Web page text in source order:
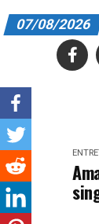
A
07/08/2026